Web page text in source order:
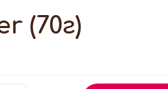
(70г)